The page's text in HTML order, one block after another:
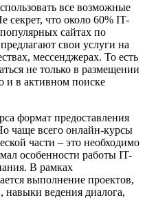
все возможные
секрет, что около 60% IT-
сайтах по
свои услуги на
мессенджерах. То есть
не только в размещении
и в активном поиске
формат предоставления
чаще всего онлайн-курсы
части – это необходимо
особенности работы IT-
В рамках
выполнение проектов,
навыки ведения диалога,